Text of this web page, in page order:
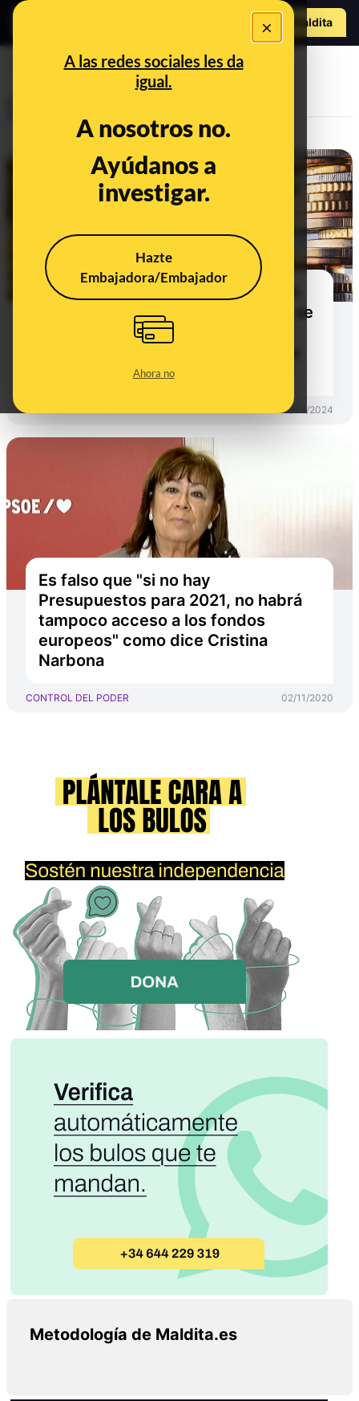
×
A las redes sociales les da
igual.
A nosotros no.
Ayúdanos a
investigar.
Hazte
Embajadora/Embajador
Ahora no
Hazte Maldita
presupuestos 2021
Cuando Sánchez pedía a Rajoy en
2018 un adelanto electoral o que se
sometiera a una cuestión de
presupuestos
CONTROL DEL PODER 14/03/2024
Es falso que "si no hay
Presupuestos para 2021, no habrá
tampoco acceso a los fondos
europeos" como dice Cristina
Narbona
CONTROL DEL PODER 02/11/2020
Metodología de Maldita.es